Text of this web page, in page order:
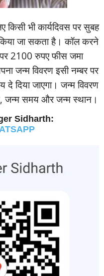
किसी भी कार्यदिवस पर सुबह
जा सकता है। कॉल करने
2100 रुपए फीस जमा
जन्‍म विवरण इसी नम्‍बर पर
दिया जाएगा। जन्‍म विवरण
जन्‍म समय और जन्‍म स्‍थान।
Sidharth: